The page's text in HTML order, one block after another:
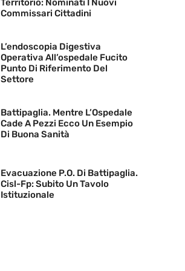
Territorio: Nominati I Nuovi
Commissari Cittadini
L’endoscopia Digestiva
Operativa All’ospedale Fucito
Punto Di Riferimento Del
Settore
Battipaglia. Mentre L’Ospedale
Cade A Pezzi Ecco Un Esempio
Di Buona Sanità
Evacuazione P.O. Di Battipaglia.
Cisl-Fp: Subito Un Tavolo
Istituzionale